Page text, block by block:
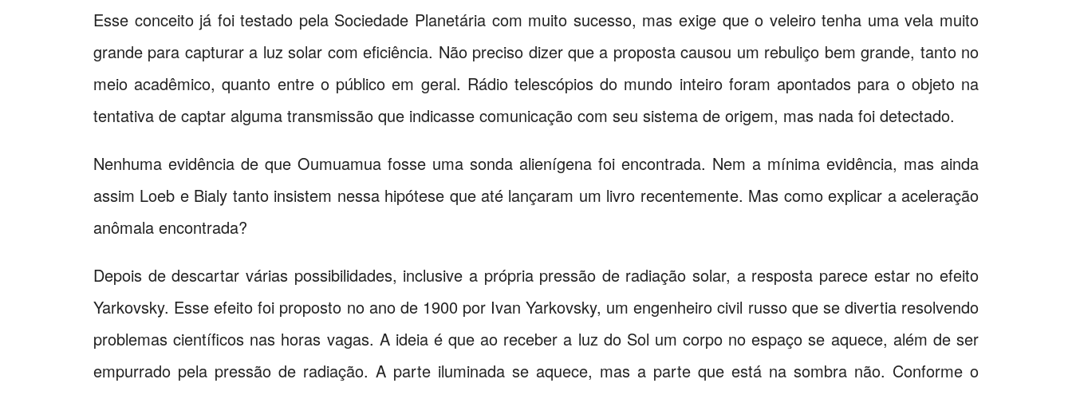
Esse conceito já foi testado pela Sociedade Planetária com muito sucesso, mas exige que o veleiro tenha uma vela muito
grande para capturar a luz solar com eficiência. Não preciso dizer que a proposta causou um rebuliço bem grande, tanto no
meio acadêmico, quanto entre o público em geral. Rádio telescópios do mundo inteiro foram apontados para o objeto na
tentativa de captar alguma transmissão que indicasse comunicação com seu sistema de origem, mas nada foi detectado.
Nenhuma evidência de que Oumuamua fosse uma sonda alienígena foi encontrada. Nem a mínima evidência, mas ainda
assim Loeb e Bialy tanto insistem nessa hipótese que até lançaram um livro recentemente. Mas como explicar a aceleração
anômala encontrada?
Depois de descartar várias possibilidades, inclusive a própria pressão de radiação solar, a resposta parece estar no efeito
Yarkovsky. Esse efeito foi proposto no ano de 1900 por Ivan Yarkovsky, um engenheiro civil russo que se divertia resolvendo
problemas científicos nas horas vagas. A ideia é que ao receber a luz do Sol um corpo no espaço se aquece, além de ser
empurrado pela pressão de radiação. A parte iluminada se aquece, mas a parte que está na sombra não. Conforme o